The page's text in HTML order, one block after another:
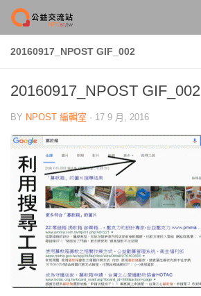
Skip to content
20160917_NPOST GIF_002
20160917_NPOST GIF_002
BY NPOST 編輯室 · 17 9 月, 2016